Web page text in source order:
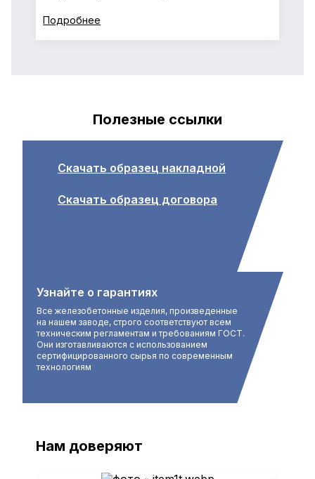
Подробнее
Полезные ссылки
Скачать образец накладной
Скачать образец договора
Узнайте о гарантиях
Все железобетонные изделия, произведенные
на нашем заводе, строго соответствуют всем
техническим регламентам и требованиям ГОСТ.
Они изготавливаются с использованием
сертифицированного сырья по современным
технологиям
Нам доверяют